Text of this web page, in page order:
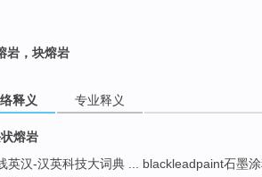
岩，块熔岩
释义 专业释义
熔岩
英汉-汉英科技大词典 ... blackleadpaint石墨